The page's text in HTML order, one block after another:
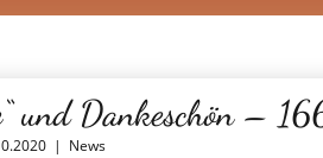
und Dankeschön –
| News